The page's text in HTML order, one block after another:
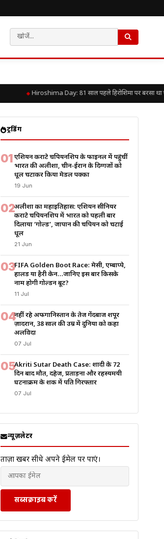
Hiroshima Day: 81 साल पहले हिरोशिमा पर बरसा था
ट्रेंडिंग
01एशियन कराटे चैंपियनशिप के फाइनल में पहुंचीं
भारत की अलीशा, चीन-ईरान के दिग्गजों को
धूल चटाकर किया मेडल पक्का
19 Jun
02अलीशा का महाइतिहास: एशियन सीनियर
कराटे चैंपियनशिप में भारत को पहली बार
दिलाया ‘गोल्ड’, जापान की चैंपियन को चटाई
धूल
21 Jun
03FIFA Golden Boot Race: मेसी, एम्बाप्पे,
हालैंड या हैरी केन…जानिए इस बार किसके
नाम होगी गोल्डन बूट?
11 Jul
04नहीं रहे अफगानिस्तान के तेज गेंदबाज शपूर
ज़ादरान, 38 साल की उम्र में दुनिया को कहा
अलविदा
07 Jul
05Akriti Sutar Death Case: शादी के 72
दिन बाद मौत, दहेज, प्रताड़ना और रहस्यमयी
घटनाक्रम के शक में पति गिरफ्तार
07 Jul
न्यूज़लेटर
ताज़ा खबरें सीधे अपने ईमेल पर पाएं।
सब्सक्राइब करें